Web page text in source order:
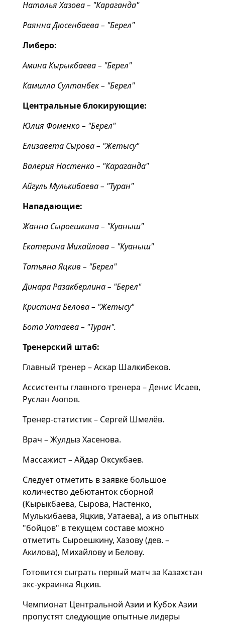
Наталья Хазова – "Караганда"
Раянна Дюсенбаева – "Берел"
Либеро:
Амина Кырыкбаева – "Берел"
Камилла Султанбек – "Берел"
Центральные блокирующие:
Юлия Фоменко – "Берел"
Елизавета Сырова – "Жетысу"
Валерия Настенко – "Караганда"
Айгуль Мулькибаева – "Туран"
Нападающие:
Жанна Сыроешкина – "Куаныш"
Екатерина Михайлова – "Куаныш"
Татьяна Яцкив – "Берел"
Динара Разакберлина – "Берел"
Кристина Белова – "Жетысу"
Бота Уатаева – "Туран".
Тренерский штаб:
Главный тренер – Аскар Шалкибеков.
Ассистенты главного тренера – Денис Исаев,
Руслан Аюпов.
Тренер-статистик – Сергей Шмелёв.
Врач – Жулдыз Хасенова.
Массажист – Айдар Оксукбаев.
Следует отметить в заявке большое
количество дебютанток сборной
(Кырыкбаева, Сырова, Настенко,
Мулькибаева, Яцкив, Уатаева), а из опытных
"бойцов" в текущем составе можно
отметить Сыроешкину, Хазову (дев. –
Акилова), Михайлову и Белову.
Готовится сыграть первый матч за Казахстан
экс-украинка Яцкив.
Чемпионат Центральной Азии и Кубок Азии
пропустят следующие опытные лидеры